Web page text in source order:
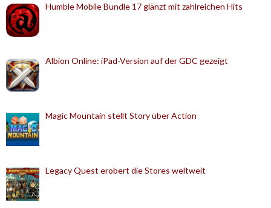
Humble Mobile Bundle 17 glänzt mit zahlreichen Hits
Albion Online: iPad-Version auf der GDC gezeigt
Magic Mountain stellt Story über Action
Legacy Quest erobert die Stores weltweit